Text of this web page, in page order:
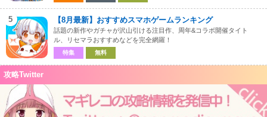
5 【8月最新】おすすめスマホゲームランキング
話題の新作やガチャが沢山引ける注目作、周年&コラボ開催タイト
ル、リセマラおすすめなどを完全網羅！
特集 無料
攻略Twitter